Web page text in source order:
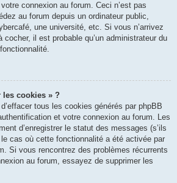
connexion au forum. Ceci n’est pas
au forum depuis un ordinateur public,
une université, etc. Si vous n’arrivez
il est probable qu’un administrateur du
les cookies » ?
tous les cookies générés par phpBB
et votre connexion au forum. Les
d’enregistrer le statut des messages (s’ils
cas où cette fonctionnalité a été activée par
Si vous rencontrez des problèmes récurrents
au forum, essayez de supprimer les